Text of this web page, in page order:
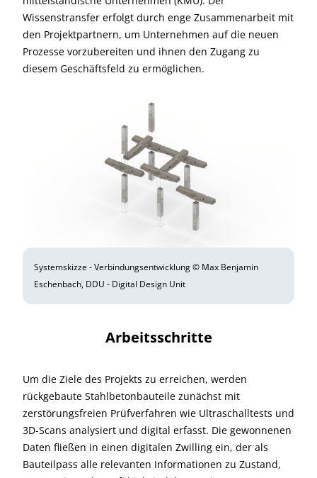
Wissenstransfer erfolgt durch enge Zusammenarbeit mit
den Projektpartnern, um Unternehmen auf die neuen
Prozesse vorzubereiten und ihnen den Zugang zu
diesem Geschäftsfeld zu ermöglichen.
Systemskizze - Verbindungsentwicklung © Max Benjamin
Eschenbach, DDU - Digital Design Unit
Arbeitsschritte
Um die Ziele des Projekts zu erreichen, werden
rückgebaute Stahlbetonbauteile zunächst mit
zerstörungsfreien Prüfverfahren wie Ultraschalltests und
3D-Scans analysiert und digital erfasst. Die gewonnenen
Daten fließen in einen digitalen Zwilling ein, der als
Bauteilpass alle relevanten Informationen zu Zustand,